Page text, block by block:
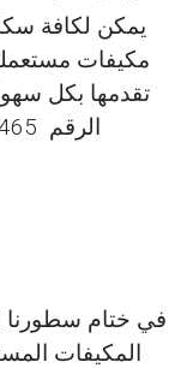
يمكن لكافة
مكيفات
تقدمها بكل
في ختام سطورنا
المكيفات